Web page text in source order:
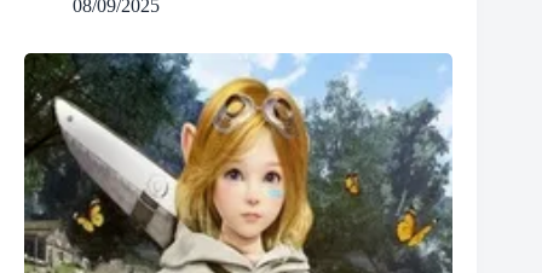
08/09/2025